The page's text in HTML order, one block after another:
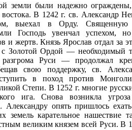
земли были надежно ограждены,
востока. В 1242 г. св. Александр
выехал в Орду. Священную
Господь увенчал успехом,
и жертв. Князь Ярослав отдал за
Золотой Ордой — необходимый
разгрома Руси — продолжал
свою поддержку, св.
в поход против
Степи. В 1252 г. многие
ига. Снова возникла
опять пришлось
земель карательное нашествие
великим князем всей Руси. В